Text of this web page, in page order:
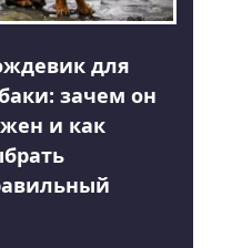
для
зачем он
и как